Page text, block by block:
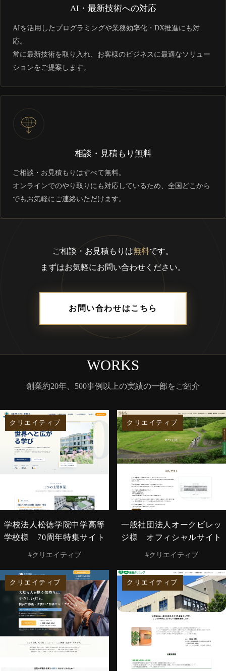
AI・最新技術への対応
AIを活用したプログラミングや業務効率化・DX推進にも対
応。
常に最新技術を取り入れ、お客様のビジネスに最適なソリュー
ションをご提案します。
相談・見積もり無料
ご相談・お見積もりはすべて無料。
オンラインでのやり取りにも対応しているため、全国どこから
でもお気軽にご連絡いただけます。
ご相談・お見積もりは無料です。
まずはお気軽にお問い合わせください。
お問い合わせはこちら
WORKS
創業約20年、500事例以上の実績の一部をご紹介
クリエイティブ
学校法人松徳学院中学高等
学校様 70周年特集サイト
#クリエイティブ
クリエイティブ
一般社団法人オークビレッ
ジ様 オフィシャルサイト
#クリエイティブ
クリエイティブ クリエイティブ